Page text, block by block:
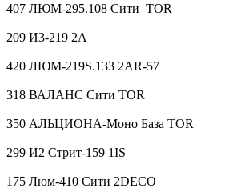
407 ЛЮМ-295.108 Сити_TOR
209 И3-219 2A
420 ЛЮМ-219S.133 2AR-57
318 ВАЛАНС Сити TOR
350 АЛЬЦИОНА-Моно База TOR
299 И2 Стрит-159 1IS
175 Люм-410 Сити 2DECO